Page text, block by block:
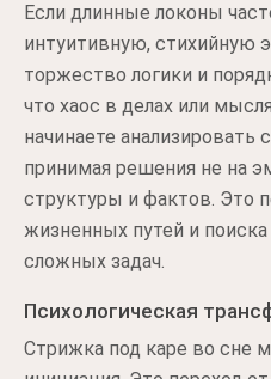
Если длинные локоны
интуитивную, стихийную
торжество логики и
что хаос в делах или
начинаете анализировать
принимая решения не на
структуры и фактов. Это
жизненных путей и
сложных задач.
Психологическая
Стрижка под каре во сне